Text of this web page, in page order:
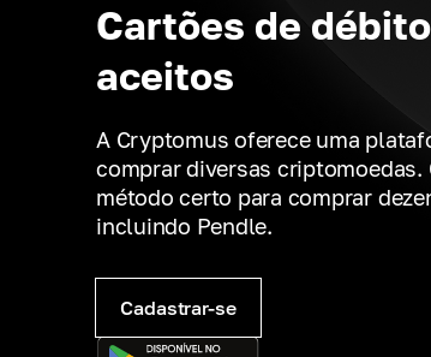
Cartões de
aceitos
A Cryptomus oferece uma
comprar diversas criptomoedas.
método certo para comprar
incluindo Pendle.
Cadastrar-se